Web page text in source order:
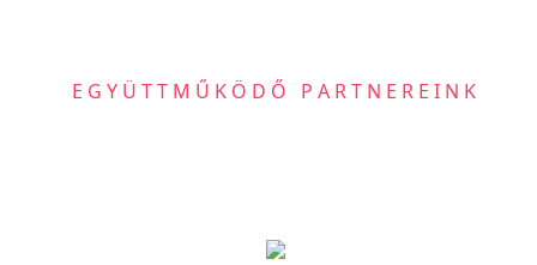
EGYÜTTMŰKÖDŐ PARTNEREINK